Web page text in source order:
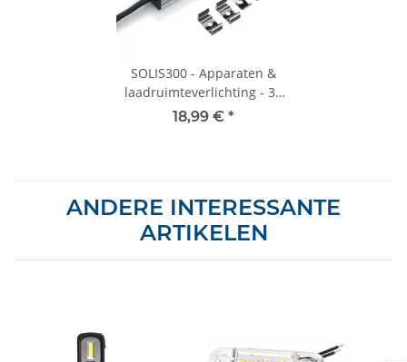
SOLIS300 - Apparaten &
laadruimteverlichting - 30
cm - 400 lm - 12 V-24 V
18,99 € *
ANDERE INTERESSANTE
ARTIKELEN